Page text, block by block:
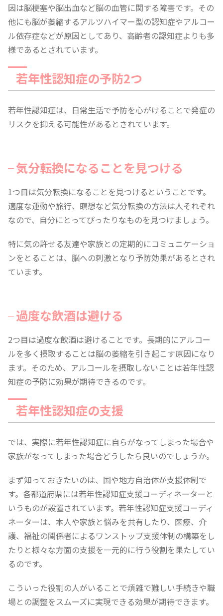
因は脳梗塞や脳出血など脳の血管に関する障害です。その
他にも脳が萎縮するアルツハイマー型の認知症やアルコー
ル依存症などが原因としてあり、高齢者の認知症よりも多
様であるとされています。
若年性認知症の予防2つ
若年性認知症は、日常生活で予防を心がけることで発症の
リスクを抑える可能性があるとされています。
気分転換になることを見つける
1つ目は気分転換になることを見つけるということです。
適度な運動や旅行、瞑想など気分転換の方法は人それぞれ
なので、自分にとってぴったりなものを見つけましょう。
特に気の許せる友達や家族との定期的にコミュニケーショ
ンをとることは、脳への刺激となり予防効果があるとされ
ています。
過度な飲酒は避ける
2つ目は過度な飲酒は避けることです。長期的にアルコー
ルを多く摂取することは脳の萎縮を引き起こす原因になり
ます。そのため、アルコールを摂取しないことは若年性認
知症の予防に効果が期待できるのです。
若年性認知症の支援
では、実際に若年性認知症に自らがなってしまった場合や
家族がなってしまった場合どうしたら良いのでしょうか。
まず知っておきたいのは、国や地方自治体が支援体制で
す。各都道府県には若年性認知症支援コーディネーターと
いうものが設置されています。若年性認知症支援コーディ
ネーターは、本人や家族と悩みを共有したり、医療、介
護、福祉の関係者によるワンストップ支援体制の構築をし
たりと様々な方面の支援を一元的に行う役割を果たしてい
るのです。
こういった役割の人がいることで煩雑で難しい手続きや職
場との調整をスムーズに実現できる効果が期待できます。